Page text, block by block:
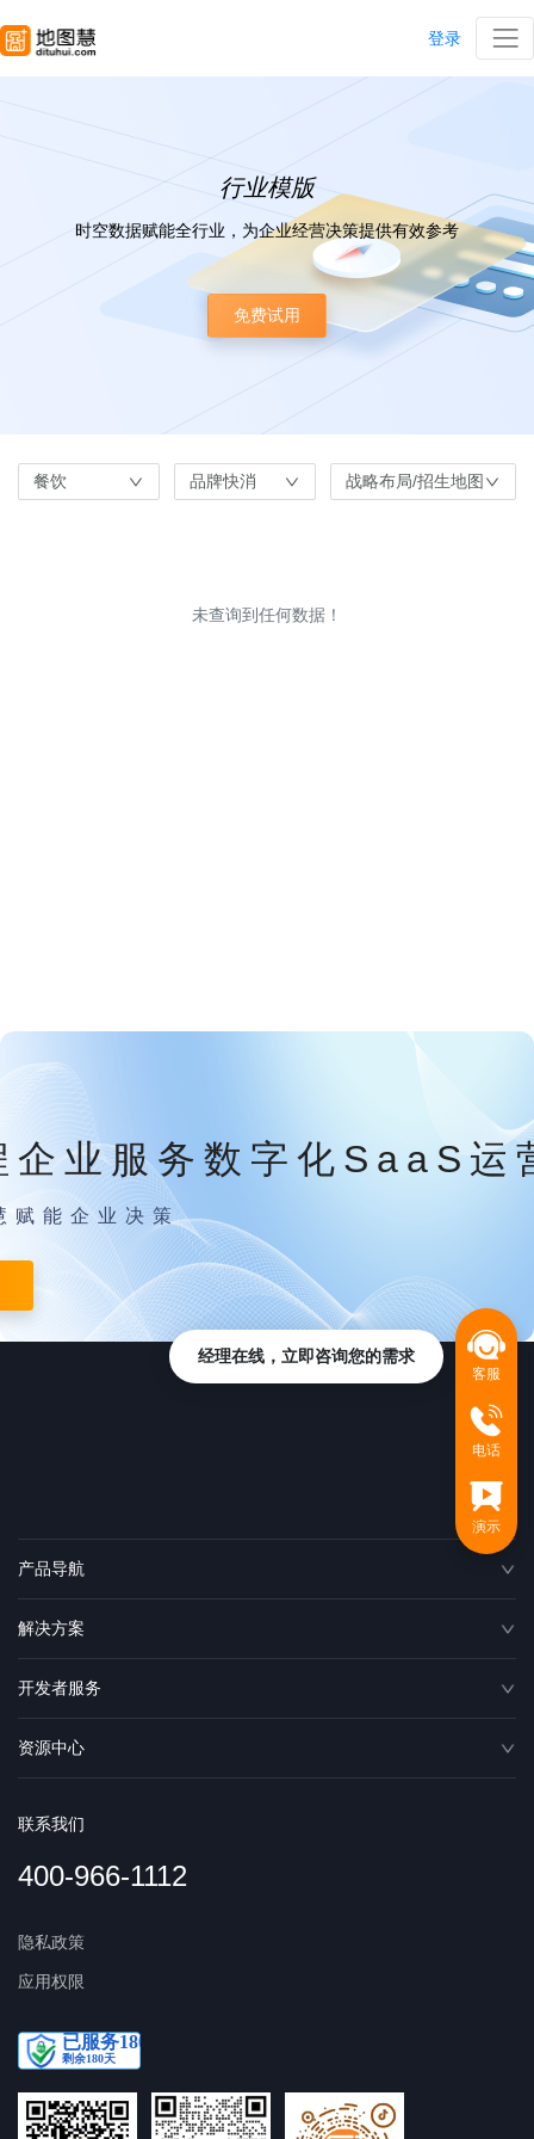
登录
行业模版
时空数据赋能全行业，为企业经营决策提供有效参考
免费试用
餐饮 品牌快消 战略布局/招生地图
未查询到任何数据！
企业服务数字化SaaS运
赋能企业决策
产品导航
解决方案
开发者服务
资源中心
联系我们
400-966-1112
隐私政策
应用权限
客服
电话
演示
经理在线，立即咨询您的需求